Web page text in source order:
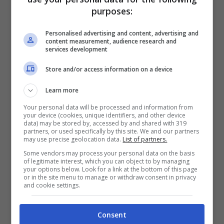
Cero emisiones: Desarrollan el primer
tractor autónomo y eléctrico
ENERO 2, 2021
purposes:
Personalised advertising and content, advertising and
content measurement, audience research and
services development
Store and/or access information on a device
Learn more
Your personal data will be processed and information from
your device (cookies, unique identifiers, and other device
data) may be stored by, accessed by and shared with 319
partners, or used specifically by this site. We and our partners
may use precise geolocation data. List of partners.
Some vendors may process your personal data on the basis
of legitimate interest, which you can object to by managing
your options below. Look for a link at the bottom of this page
or in the site menu to manage or withdraw consent in privacy
and cookie settings.
Consent